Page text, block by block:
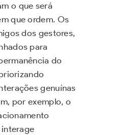
o que será
que ordem. Os
dos gestores,
para
do
genuínas
por exemplo, o
interage